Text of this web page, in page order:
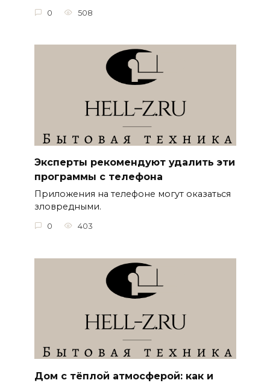
0 508
Эксперты рекомендуют удалить эти
программы с телефона
Приложения на телефоне могут оказаться
зловредными.
0 403
Дом с тёплой атмосферой: как и